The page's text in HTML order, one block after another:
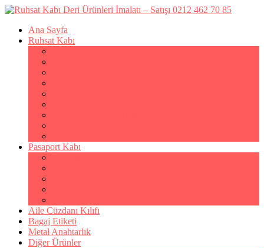
Ana Sayfa
Ruhsat Kabı
Pasaport Kabı
Aile Cüzdanı Kılıfı
Bagaj Etiketi
Metal Anahtarlık
Diğer Ürünler